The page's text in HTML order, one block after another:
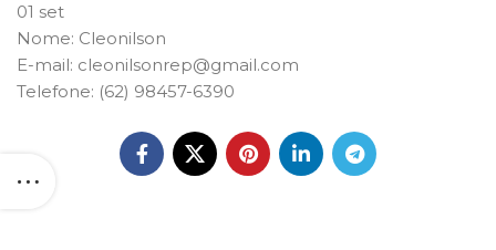
01 set
Nome: Cleonilson
E-mail: cleonilsonrep@gmail.com
Telefone: (62) 98457-6390